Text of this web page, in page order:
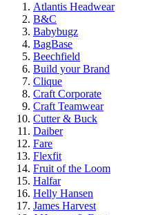
Atlantis Headwear
B&C
Babybugz
BagBase
Beechfield
Build your Brand
Clique
Craft Corporate
Craft Teamwear
Cutter & Buck
Daiber
Fare
Flexfit
Fruit of the Loom
Halfar
Helly Hansen
James Harvest